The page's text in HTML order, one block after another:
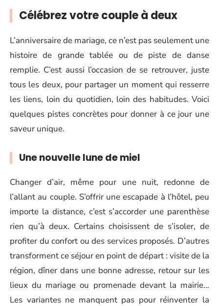
Célébrez votre couple à deux
L’anniversaire de mariage, ce n’est pas seulement une
histoire de grande tablée ou de piste de danse
remplie. C’est aussi l’occasion de se retrouver, juste
tous les deux, pour partager un moment qui resserre
les liens, loin du quotidien, loin des habitudes. Voici
quelques pistes concrètes pour donner à ce jour une
saveur unique.
Une nouvelle lune de miel
Changer d’air, même pour une nuit, redonne de
l’allant au couple. S’offrir une escapade à l’hôtel, peu
importe la distance, c’est s’accorder une parenthèse
rien qu’à deux. Certains choisissent de s’isoler, de
profiter du confort ou des services proposés. D’autres
transforment ce séjour en point de départ : visite de la
région, dîner dans une bonne adresse, retour sur les
lieux du mariage ou promenade devant la mairie…
Les variantes ne manquent pas pour réinventer la